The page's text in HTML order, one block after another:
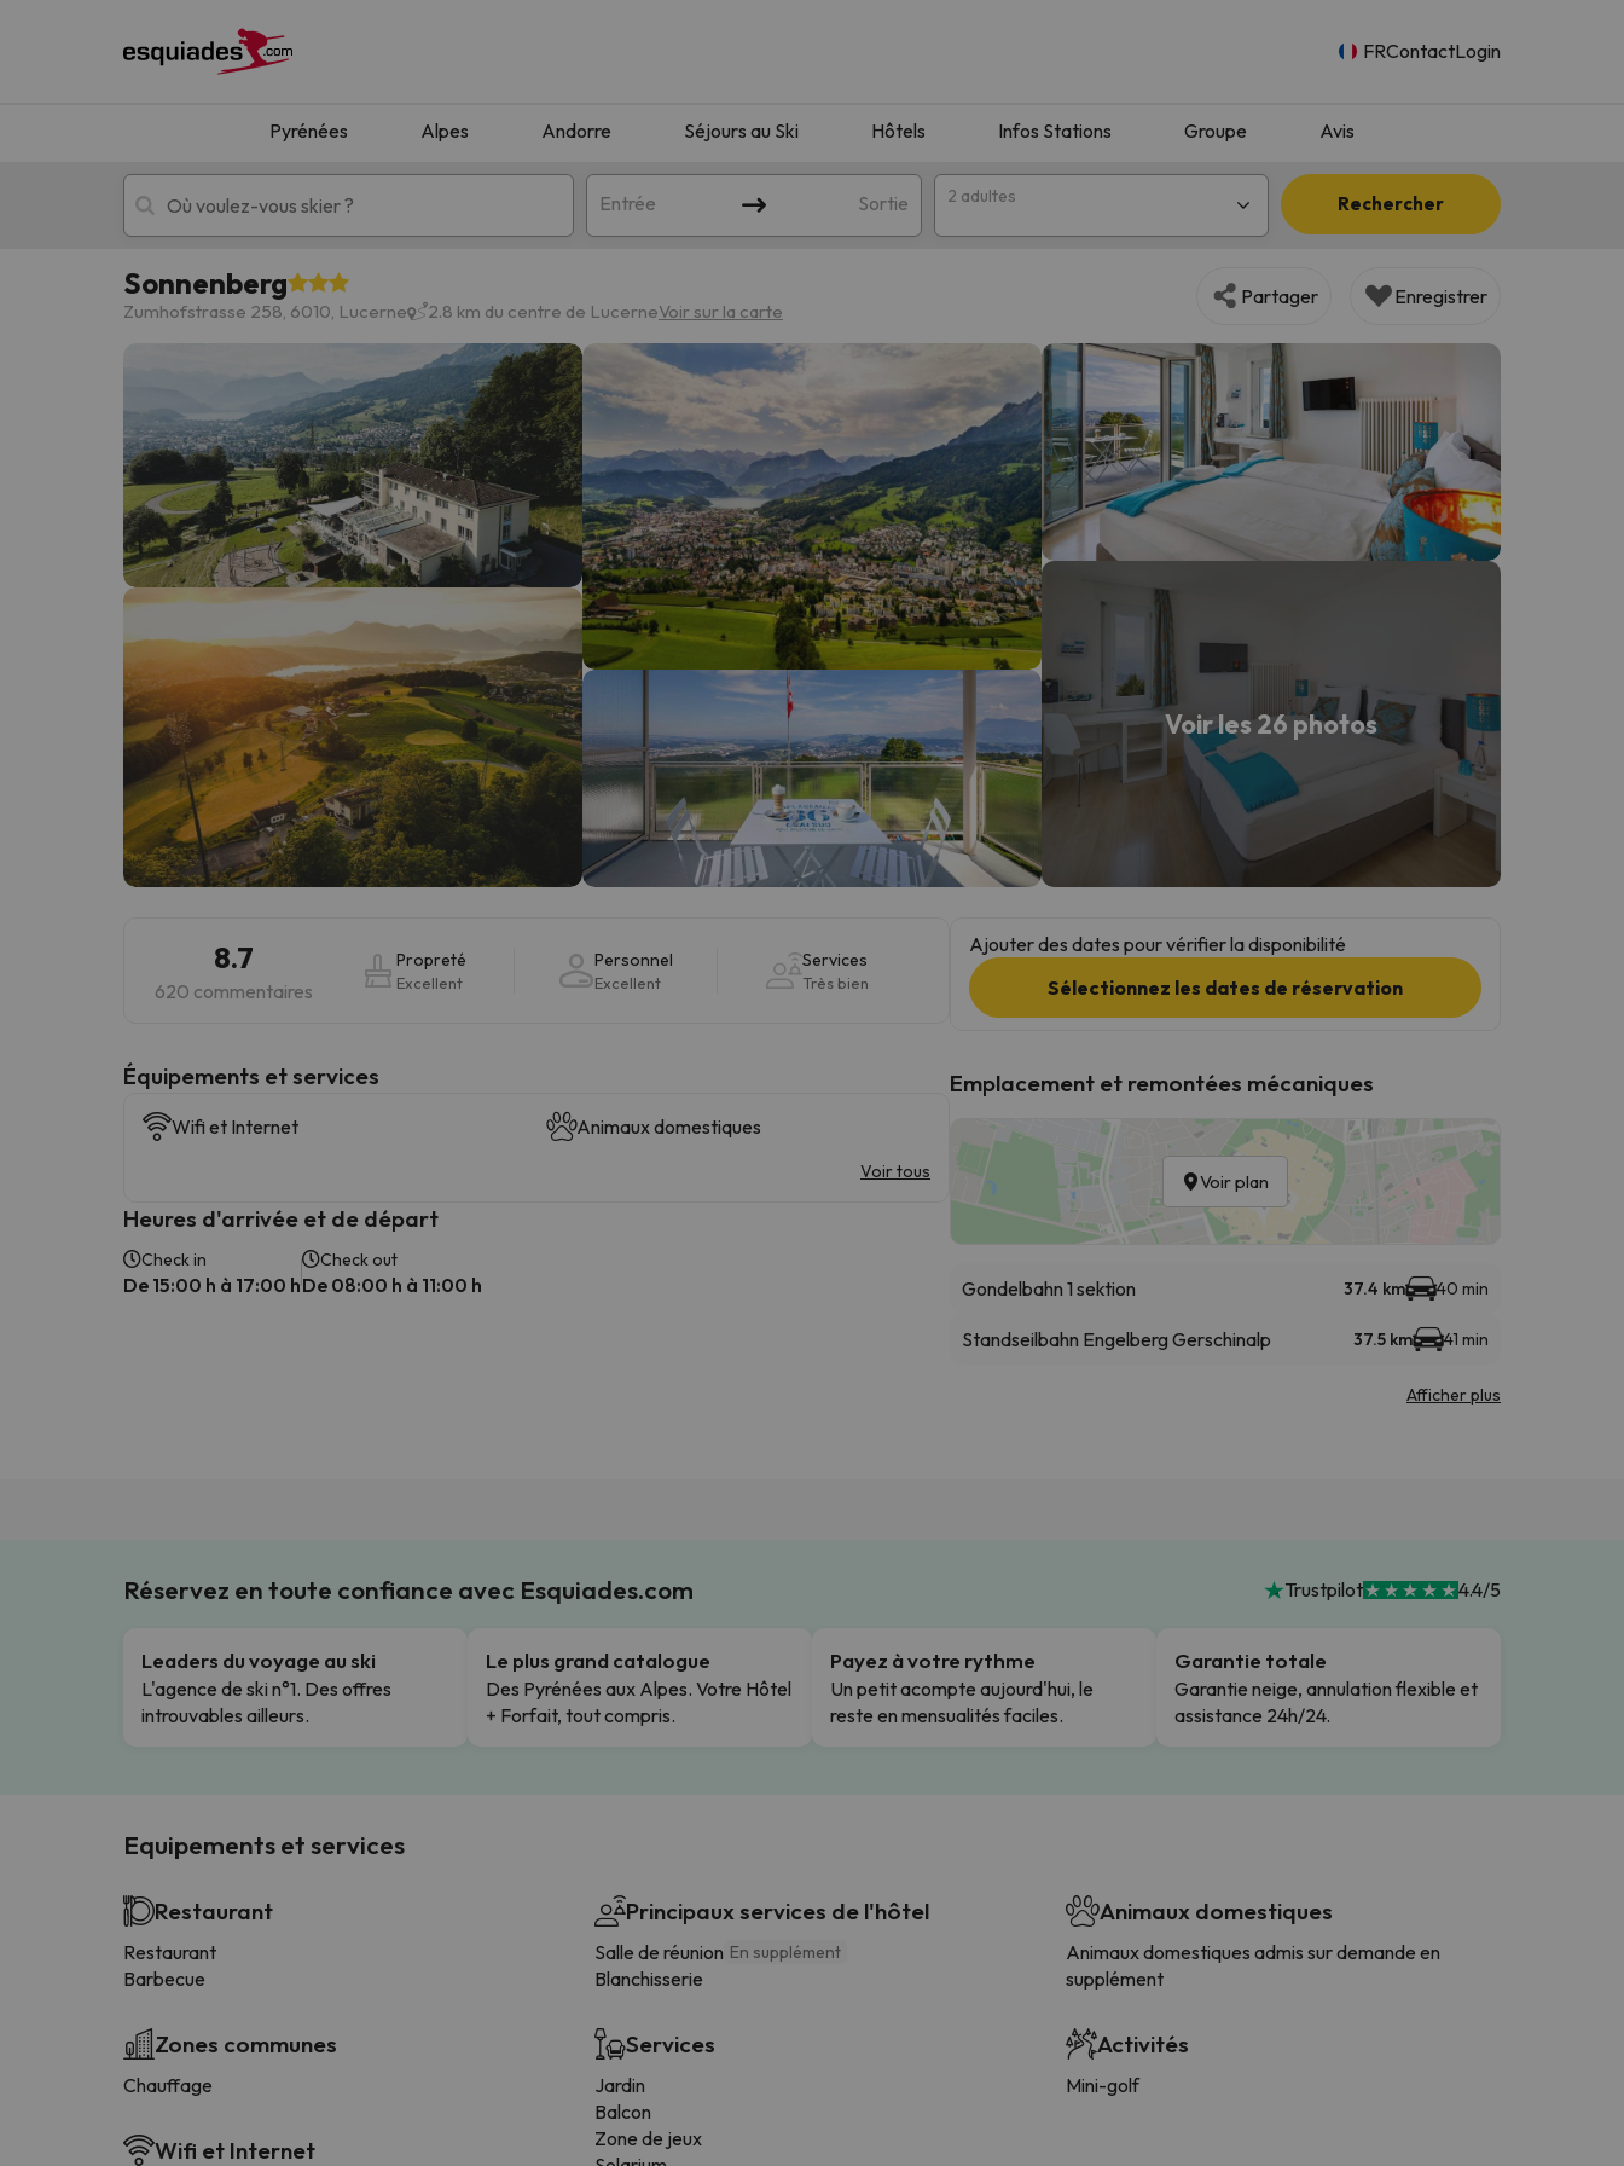
FRContactLogin
Pyrénées Alpes Andorre Séjours au Ski Hôtels Infos Stations Groupe Avis
Entrée Sortie 2 adultes Rechercher
Séjours au ski Séjours montagne
Oups, nous n'avons pas trouvé de résultats correspondant à votre recherche. Essayez de modifier la destination.
Il semble que notre chercheur se soit égaré. Dès qu'il aura retrouvé sa boussole, il reviendra.
Sonnenberg
Zumhofstrasse 258, 6010, Lucerne 2.8 km du centre de LucerneVoir sur la carte
Partager Enregistrer
Voir les 26 photos
8.7
620 commentaires
Propreté
Excellent
Personnel
Excellent
Services
Très bien
​Équipements et services
Wifi et Internet Animaux domestiques
Voir tous
Heures d'arrivée et de départ
Check in
De 15:00 h à 17:00 h
Check out
De 08:00 h à 11:00 h
Ajouter des dates pour vérifier la disponibilité
Sélectionnez les dates de réservation
Emplacement et remontées mécaniques
Voir plan
Gondelbahn 1 sektion 37.4 km 40 min
Standseilbahn Engelberg Gerschinalp 37.5 km 41 min
Afficher plus
Réservez en toute confiance avec Esquiades.com Trustpilot 4.4/5
Leaders du voyage au ski
L'agence de ski n°1. Des offres
introuvables ailleurs.
Le plus grand catalogue
Des Pyrénées aux Alpes. Votre Hôtel
+ Forfait, tout compris.
Payez à votre rythme
Un petit acompte aujourd'hui, le
reste en mensualités faciles.
Garantie totale
Garantie neige, annulation flexible et
assistance 24h/24.
Equipements et services
Restaurant
Restaurant
Barbecue
Zones communes
Chauffage
Wifi et Internet
Principaux services de l'hôtel
Salle de réunion En supplément
Blanchisserie
Services
Jardin
Balcon
Zone de jeux
Animaux domestiques
Animaux domestiques admis sur demande en
supplément
Activités
Mini-golf